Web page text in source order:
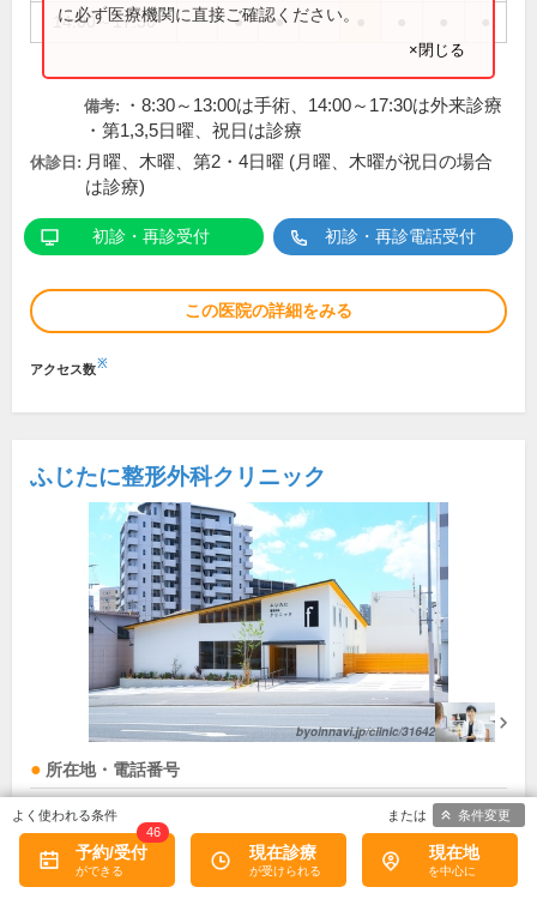
14:00～17:30 ● ●
に必ず医療機関に直接ご確認ください。
×閉じる
備考:
・8:30～13:00は手術、14:00～17:30は外来診療
・第1,3,5日曜、祝日は診療
休診日: 月曜、木曜、第2・4日曜 (月曜、木曜が祝日の場合
は診療)
初診・再診受付 初診・再診電話受付
この医院の詳細をみる
アクセス数※
ふじたに整形外科クリニック
所在地・電話番号
南小倉駅
福岡県北九州市小倉北区木町4丁目1-2 [地図]
093-562-1645
予約/受付
46
現在診療 現在地
条件変更